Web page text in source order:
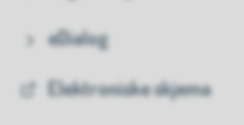
eDialog
Elektroniske skjema